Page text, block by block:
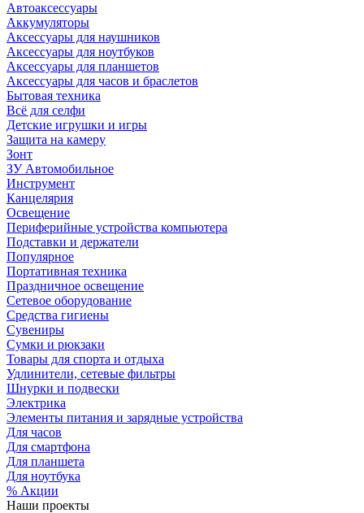
Автоаксессуары
Аккумуляторы
Аксессуары для наушников
Аксессуары для ноутбуков
Аксессуары для планшетов
Аксессуары для часов и браслетов
Бытовая техника
Всё для селфи
Детские игрушки и игры
Защита на камеру
Зонт
ЗУ Автомобильное
Инструмент
Канцелярия
Освещение
Периферийные устройства компьютера
Подставки и держатели
Популярное
Портативная техника
Праздничное освещение
Сетевое оборудование
Средства гигиены
Сувениры
Сумки и рюкзаки
Товары для спорта и отдыха
Удлинители, сетевые фильтры
Шнурки и подвески
Электрика
Элементы питания и зарядные устройства
Для часов
Для смартфона
Для планшета
Для ноутбука
% Акции
Наши проекты